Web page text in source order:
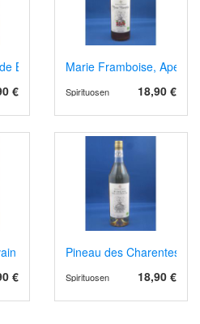
Bourgogne
€
Marie Framboise,
18,90 €
Spirituosen
Terrement AOP Montravel 2021 rot,
€
Pineau des Charentes,
18,90 €
Spirituosen